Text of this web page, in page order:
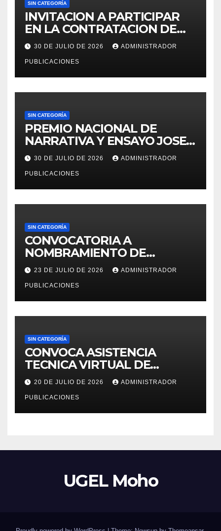
SIN CATEGORÍA
INVITACION A PARTICIPAR
EN LA CONTRATACION DE
SERVICIO DE ESPECIALISTA
EN RECURSOS HUMANOS
PARA LA OFICINA DE
ADMINISTRACION DE
PERSONAL – UGEL MOHO.
30 DE JULIO DE 2026 ADMINISTRADOR
PUBLICACIONES
SIN CATEGORÍA
PREMIO NACIONAL DE
NARRATIVA Y ENSAYO JOSE
MARIA ARGUEDAS
30 DE JULIO DE 2026 ADMINISTRADOR
PUBLICACIONES
SIN CATEGORÍA
CONVOCATORIA A
NOMBRAMIENTO DE
PERSONAL DEL DECRETO
LEGISLATIVO 276 – 2026
23 DE JULIO DE 2026 ADMINISTRADOR
PUBLICACIONES
SIN CATEGORÍA
CONVOCA ASISTENCIA
TECNICA VIRTUAL DE
«EJERCICIOS DEL CENSO
EDUCATIVO – 2026»
20 DE JULIO DE 2026 ADMINISTRADOR
PUBLICACIONES
UGEL Moho